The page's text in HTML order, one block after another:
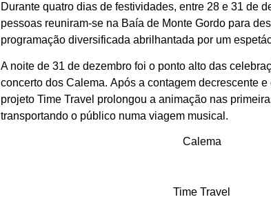
Durante quatro dias de festividades, entre 28 e 31 de
pessoas reuniram-se na Baía de Monte Gordo para
programação diversificada abrilhantada por um
A noite de 31 de dezembro foi o ponto alto das
concerto dos Calema. Após a contagem decrescente
projeto Time Travel prolongou a animação nas
transportando o público numa viagem musical.
Calema
Time Travel